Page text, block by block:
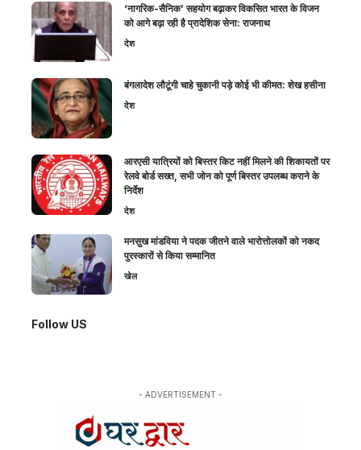
‘नागरिक-सैनिक’ सहयोग बढ़ाकर विकसित भारत के विजन
को आगे बढ़ा रही है प्रादेशिक सेना: राजनाथ
देश
बंगलादेश लौटूंगी चाहे चुकानी पड़े कोई भी कीमत: शेख हसीना
देश
आरएसी यात्रियों को बिस्तर किट नहीं मिलने की शिकायतों पर
रेलवे बोर्ड सख्त, सभी जोन को पूर्ण बिस्तर उपलब्ध कराने के
निर्देश
देश
मनसुख मांडविया ने पदक जीतने वाले भारोत्तोलकों को नकद
पुरस्कारों से किया सम्मानित
खेल
Follow US
- ADVERTISEMENT -